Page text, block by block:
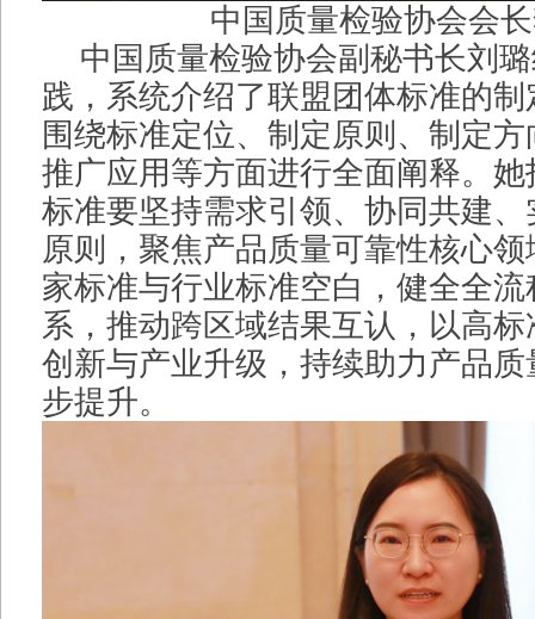
中国质量检验协会会
中国质量检验协会副秘书长刘
践，系统介绍了联盟团体标准的
围绕标准定位、制定原则、制定
推广应用等方面进行全面阐释。
标准要坚持需求引领、协同共建
原则，聚焦产品质量可靠性核心
家标准与行业标准空白，健全全
系，推动跨区域结果互认，以高
创新与产业升级，持续助力产品
步提升。